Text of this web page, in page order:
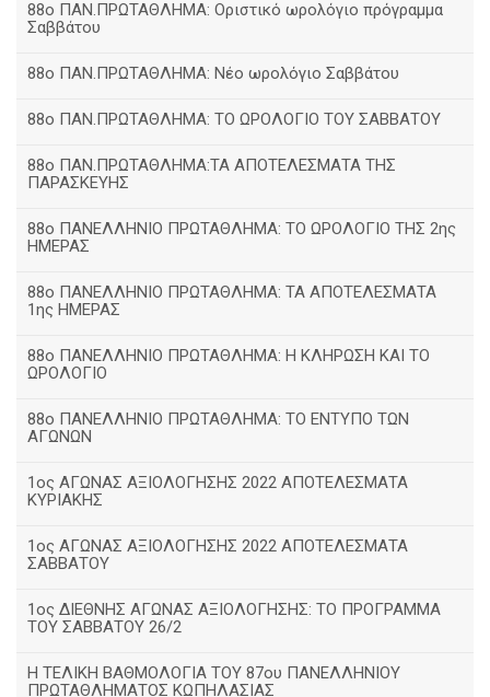
88ο ΠΑΝ.ΠΡΩΤΑΘΛΗΜΑ: Οριστικό ωρολόγιο πρόγραμμα
Σαββάτου
88ο ΠΑΝ.ΠΡΩΤΑΘΛΗΜΑ: Νέο ωρολόγιο Σαββάτου
88ο ΠΑΝ.ΠΡΩΤΑΘΛΗΜΑ: ΤΟ ΩΡΟΛΟΓΙΟ ΤΟΥ ΣΑΒΒΑΤΟΥ
88ο ΠΑΝ.ΠΡΩΤΑΘΛΗΜΑ:ΤΑ ΑΠΟΤΕΛΕΣΜΑΤΑ ΤΗΣ
ΠΑΡΑΣΚΕΥΗΣ
88ο ΠΑΝΕΛΛΗΝΙΟ ΠΡΩΤΑΘΛΗΜΑ: ΤΟ ΩΡΟΛΟΓΙΟ ΤΗΣ 2ης
ΗΜΕΡΑΣ
88ο ΠΑΝΕΛΛΗΝΙΟ ΠΡΩΤΑΘΛΗΜΑ: ΤΑ ΑΠΟΤΕΛΕΣΜΑΤΑ
1ης ΗΜΕΡΑΣ
88ο ΠΑΝΕΛΛΗΝΙΟ ΠΡΩΤΑΘΛΗΜΑ: Η ΚΛΗΡΩΣΗ ΚΑΙ ΤΟ
ΩΡΟΛΟΓΙΟ
88ο ΠΑΝΕΛΛΗΝΙΟ ΠΡΩΤΑΘΛΗΜΑ: ΤΟ ΕΝΤΥΠΟ ΤΩΝ
ΑΓΩΝΩΝ
1ος ΑΓΩΝΑΣ ΑΞΙΟΛΟΓΗΣΗΣ 2022 ΑΠΟΤΕΛΕΣΜΑΤΑ
ΚΥΡΙΑΚΗΣ
1ος ΑΓΩΝΑΣ ΑΞΙΟΛΟΓΗΣΗΣ 2022 ΑΠΟΤΕΛΕΣΜΑΤΑ
ΣΑΒΒΑΤΟΥ
1ος ΔΙΕΘΝΗΣ ΑΓΩΝΑΣ ΑΞΙΟΛΟΓΗΣΗΣ: ΤΟ ΠΡΟΓΡΑΜΜΑ
ΤΟΥ ΣΑΒΒΑΤΟΥ 26/2
Η ΤΕΛΙΚΗ ΒΑΘΜΟΛΟΓΙΑ ΤΟΥ 87ου ΠΑΝΕΛΛΗΝΙΟΥ
ΠΡΩΤΑΘΛΗΜΑΤΟΣ ΚΩΠΗΛΑΣΙΑΣ